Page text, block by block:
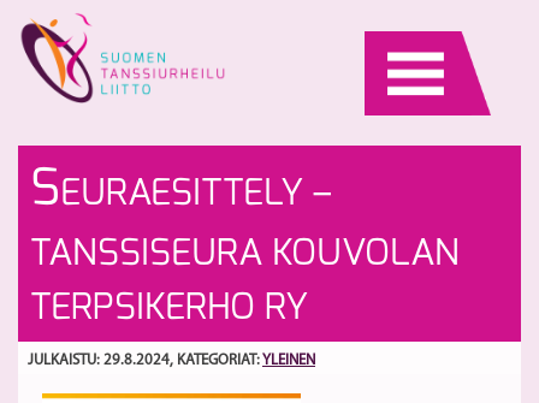
content
SEURAESITTELY –
TANSSISEURA KOUVOLAN
TERPSIKERHO RY
JULKAISTU: 29.8.2024, KATEGORIAT: YLEINEN